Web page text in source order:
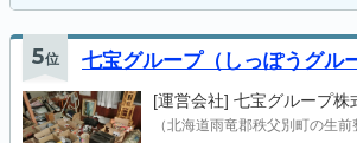
5位 七宝グループ（しっぽうグル
[運営会社] 七宝グループ株
（北海道雨竜郡秩父別町の生前